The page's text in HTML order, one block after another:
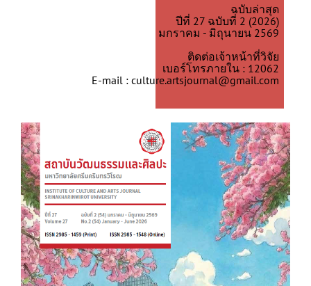
ฉบับล่าสุด
ปีที่ 27 ฉบับที่ 2 (2026)
มกราคม - มิถุนายน 2569
ติดต่อเจ้าหน้าที่วิจัย
เบอร์โทรภายใน : 12062
E-mail : culture.artsjournal@gmail.com